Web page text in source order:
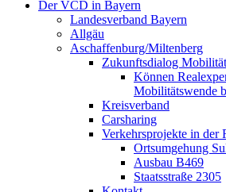
Der VCD in Bayern
Landesverband Bayern
Allgäu
Aschaffenburg/Miltenberg
Zukunftsdialog Mobilität
Können
Mobilitätswende
Kreisverband
Carsharing
Verkehrsprojekte in der
Ortsumgehung
Ausbau B469
Staatsstraße 2305